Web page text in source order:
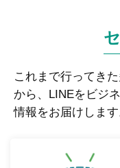
これまで行ってき
から、LINEをビジ
情報をお届けします